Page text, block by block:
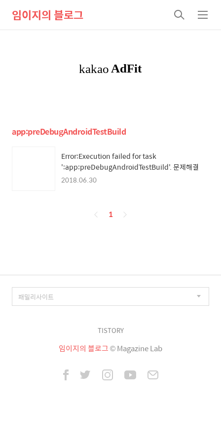
임이지의 블로그
검
색
메
뉴
app:preDebugAndroidTestBuild
Error:Execution failed for task
':app:preDebugAndroidTestBuild'. 문제해결
2018.06.30
페
1
TISTORY
임이지의 블로그© Magazine Lab